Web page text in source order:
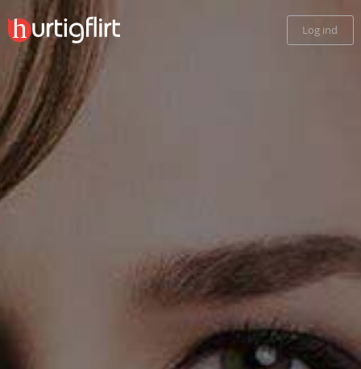
Log ind